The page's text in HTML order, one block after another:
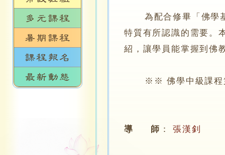
為配合修畢「佛學基
特質有所認識的需要。
紹，讓學員能掌握到佛
※※ 佛學中級課程第
導 師 ： 張漢釗